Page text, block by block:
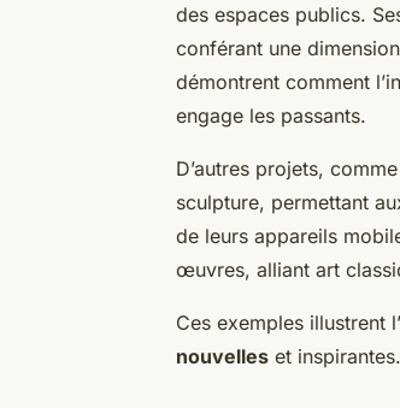
des espaces publics.
conférant une
démontrent comment
engage les passants.
D’autres projets,
sculpture, permettant
de leurs appareils
œuvres, alliant art
Ces exemples illustrent
nouvelles et inspirantes.